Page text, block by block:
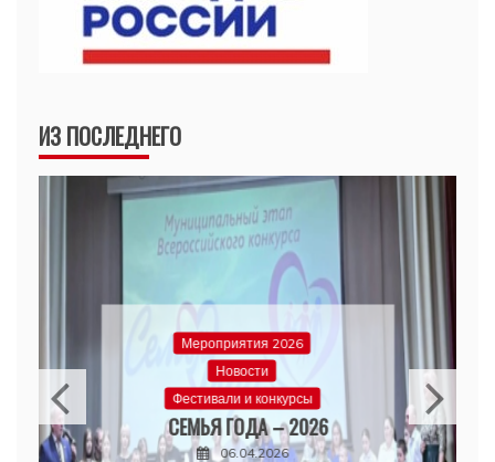
ИЗ ПОСЛЕДНЕГО
Мероприятия 2026
Новости
Фестивали и конкурсы
СЕМЬЯ ГОДА – 2026
06.04.2026